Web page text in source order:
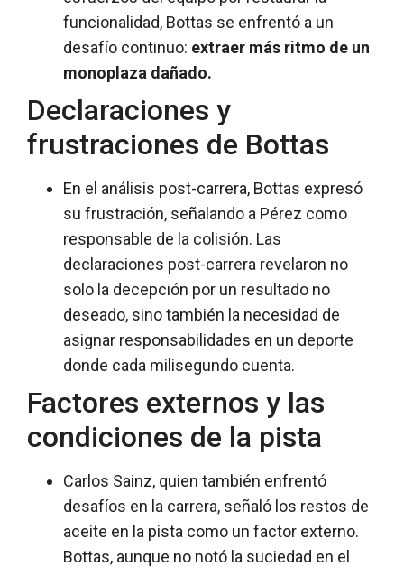
funcionalidad, Bottas se enfrentó a un
desafío continuo: extraer más ritmo de un
monoplaza dañado.
Declaraciones y
frustraciones de Bottas
En el análisis post-carrera, Bottas expresó
su frustración, señalando a Pérez como
responsable de la colisión. Las
declaraciones post-carrera revelaron no
solo la decepción por un resultado no
deseado, sino también la necesidad de
asignar responsabilidades en un deporte
donde cada milisegundo cuenta.
Factores externos y las
condiciones de la pista
Carlos Sainz, quien también enfrentó
desafíos en la carrera, señaló los restos de
aceite en la pista como un factor externo.
Bottas, aunque no notó la suciedad en el